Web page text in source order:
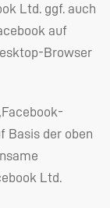
Ltd. ggf. auch
auf
Browser
Basis der oben
Ltd.